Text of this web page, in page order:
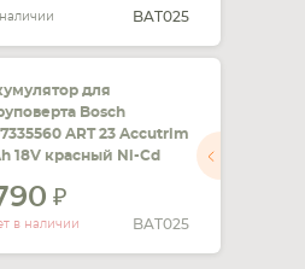
BAT025
для
Bosch
ART 23 Accutrim
18V красный Ni-Cd
в наличии BAT025